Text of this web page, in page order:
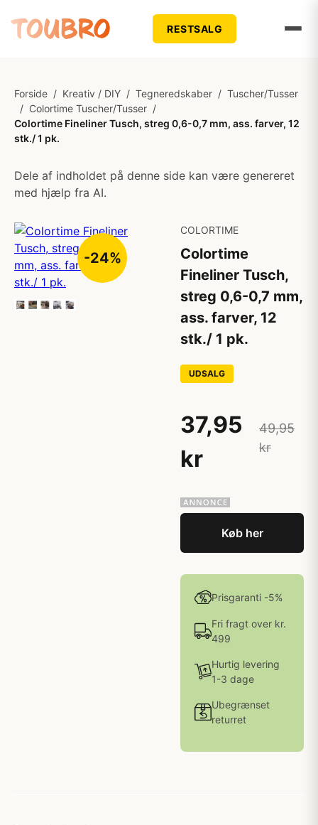
RESTSALG
Forside / Kreativ / DIY / Tegneredskaber / Tuscher/Tusser
/ Colortime Tuscher/Tusser /
Colortime Fineliner Tusch, streg 0,6-0,7 mm, ass. farver, 12
stk./ 1 pk.
Dele af indholdet på denne side kan være genereret
med hjælp fra AI.
-24%
COLORTIME
Colortime
Fineliner Tusch,
streg 0,6-0,7 mm,
ass. farver, 12
stk./ 1 pk.
UDSALG
37,95
kr
49,95
kr
Køb her
Prisgaranti -5%
Fri fragt over kr.
499
Hurtig levering
1-3 dage
Ubegrænset
returret